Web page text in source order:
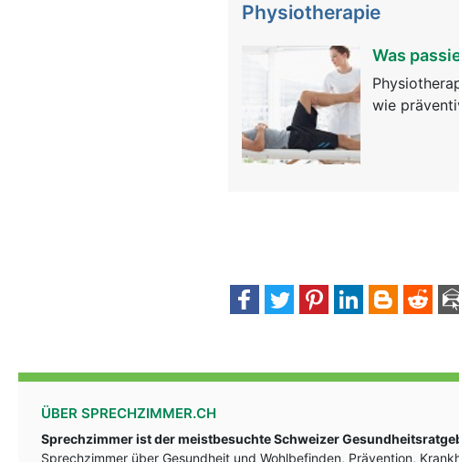
Physiotherapie
Was
wie
ÜBER SPRECHZIMMER.CH
Sprechzimmer ist der meistbesuchte Schweizer
Sprechzimmer über Gesundheit und Wohlbefinden, Prävention,